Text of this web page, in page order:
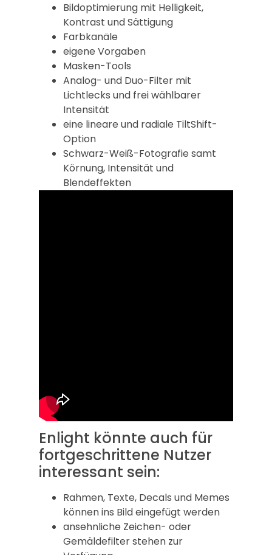
Bildoptimierung mit Helligkeit,
Kontrast und Sättigung
Farbkanäle
eigene Vorgaben
Masken-Tools
Analog- und Duo-Filter mit
Lichtlecks und frei wählbarer
Intensität
eine lineare und radiale TiltShift-
Option
Schwarz-Weiß-Fotografie samt
Körnung, Intensität und
Blendeffekten
Enlight könnte auch für
fortgeschrittene Nutzer
interessant sein:
Rahmen, Texte, Decals und Memes
können ins Bild eingefügt werden
ansehnliche Zeichen- oder
Gemäldefilter stehen zur